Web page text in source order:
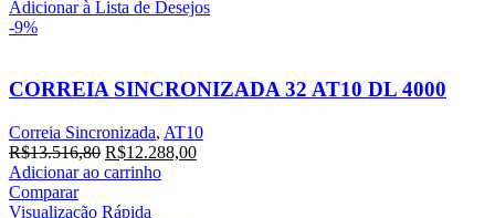
Adicionar à Lista de Desejos
-9%
CORREIA SINCRONIZADA 32 AT10 DL 4000
Correia Sincronizada, AT10
R$13.516,80 R$12.288,00
Adicionar ao carrinho
Comparar
Visualização Rápida